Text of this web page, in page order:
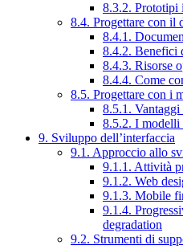
8.3.2. Prototipi
8.4. Progettare con il
8.4.1.
8.4.2. Benefici
8.4.3. Risorse
8.4.4. Come
8.5. Progettare con i
8.5.1.
8.5.2. I modelli
9. Sviluppo dell’interfaccia
9.1. Approccio allo
9.1.1. Attività
9.1.2. Web
9.1.3. Mobile
9.1.4.
degradation
9.2. Strumenti di